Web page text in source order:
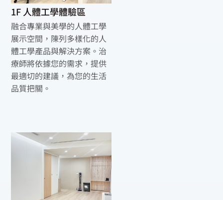
1F 人體工學體驗區
融合專業與美學的人體工學
展示空間，陳列多樣化的人
體工學產品與解決方案。治
療師將依據您的需求，提供
最適切的建議，為您的生活
品質把關。